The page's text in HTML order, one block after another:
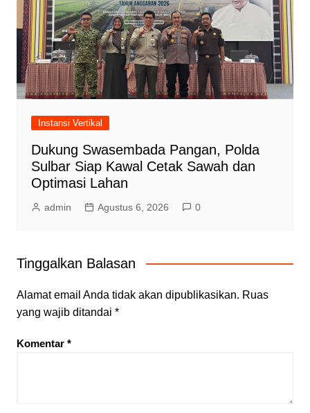
Instansi Vertikal
Dukung Swasembada Pangan, Polda
Sulbar Siap Kawal Cetak Sawah dan
Optimasi Lahan
admin Agustus 6, 2026 0
Tinggalkan Balasan
Alamat email Anda tidak akan dipublikasikan. Ruas
yang wajib ditandai *
Komentar *